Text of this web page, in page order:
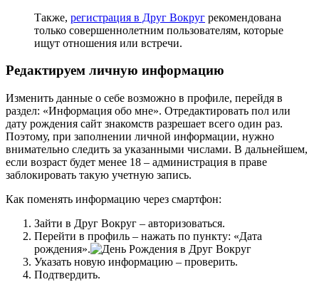
Также, регистрация в Друг Вокруг рекомендована
только совершеннолетним пользователям, которые
ищут отношения или встречи.
Редактируем личную информацию
Изменить данные о себе возможно в профиле, перейдя в
раздел: «Информация обо мне». Отредактировать пол или
дату рождения сайт знакомств разрешает всего один раз.
Поэтому, при заполнении личной информации, нужно
внимательно следить за указанными числами. В дальнейшем,
если возраст будет менее 18 – администрация в праве
заблокировать такую учетную запись.
Как поменять информацию через смартфон:
Зайти в Друг Вокруг – авторизоваться.
Перейти в профиль – нажать по пункту: «Дата
рождения».
Указать новую информацию – проверить.
Подтвердить.